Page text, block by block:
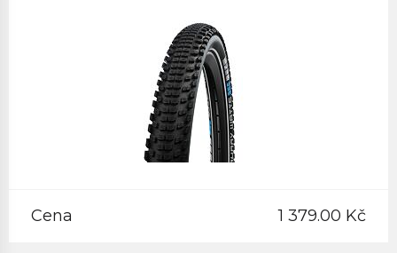
Cena 1 379.00 Kč